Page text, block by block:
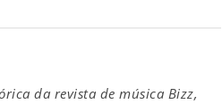
da revista de música Bizz,